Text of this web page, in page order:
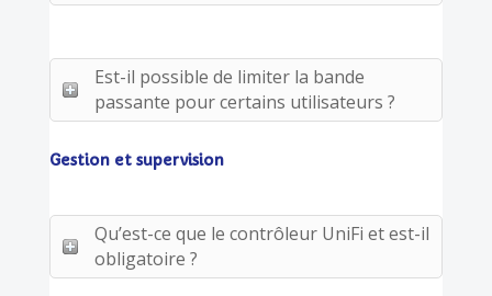
Est-il possible de limiter la bande
passante pour certains utilisateurs ?
Gestion et supervision
Qu’est-ce que le contrôleur UniFi et est-il
obligatoire ?